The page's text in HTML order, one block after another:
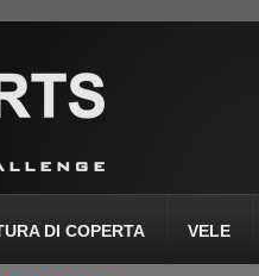
DI COPERTA VELE